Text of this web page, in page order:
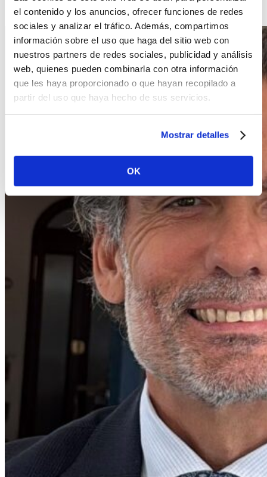
el contenido y los anuncios, ofrecer funciones de redes
sociales y analizar el tráfico. Además, compartimos
información sobre el uso que haga del sitio web con
nuestros partners de redes sociales, publicidad y análisis
web, quienes pueden combinarla con otra información
que les haya proporcionado o que hayan recopilado a
partir del uso que haya hecho de sus servicios.
Mostrar detalles
OK
Online